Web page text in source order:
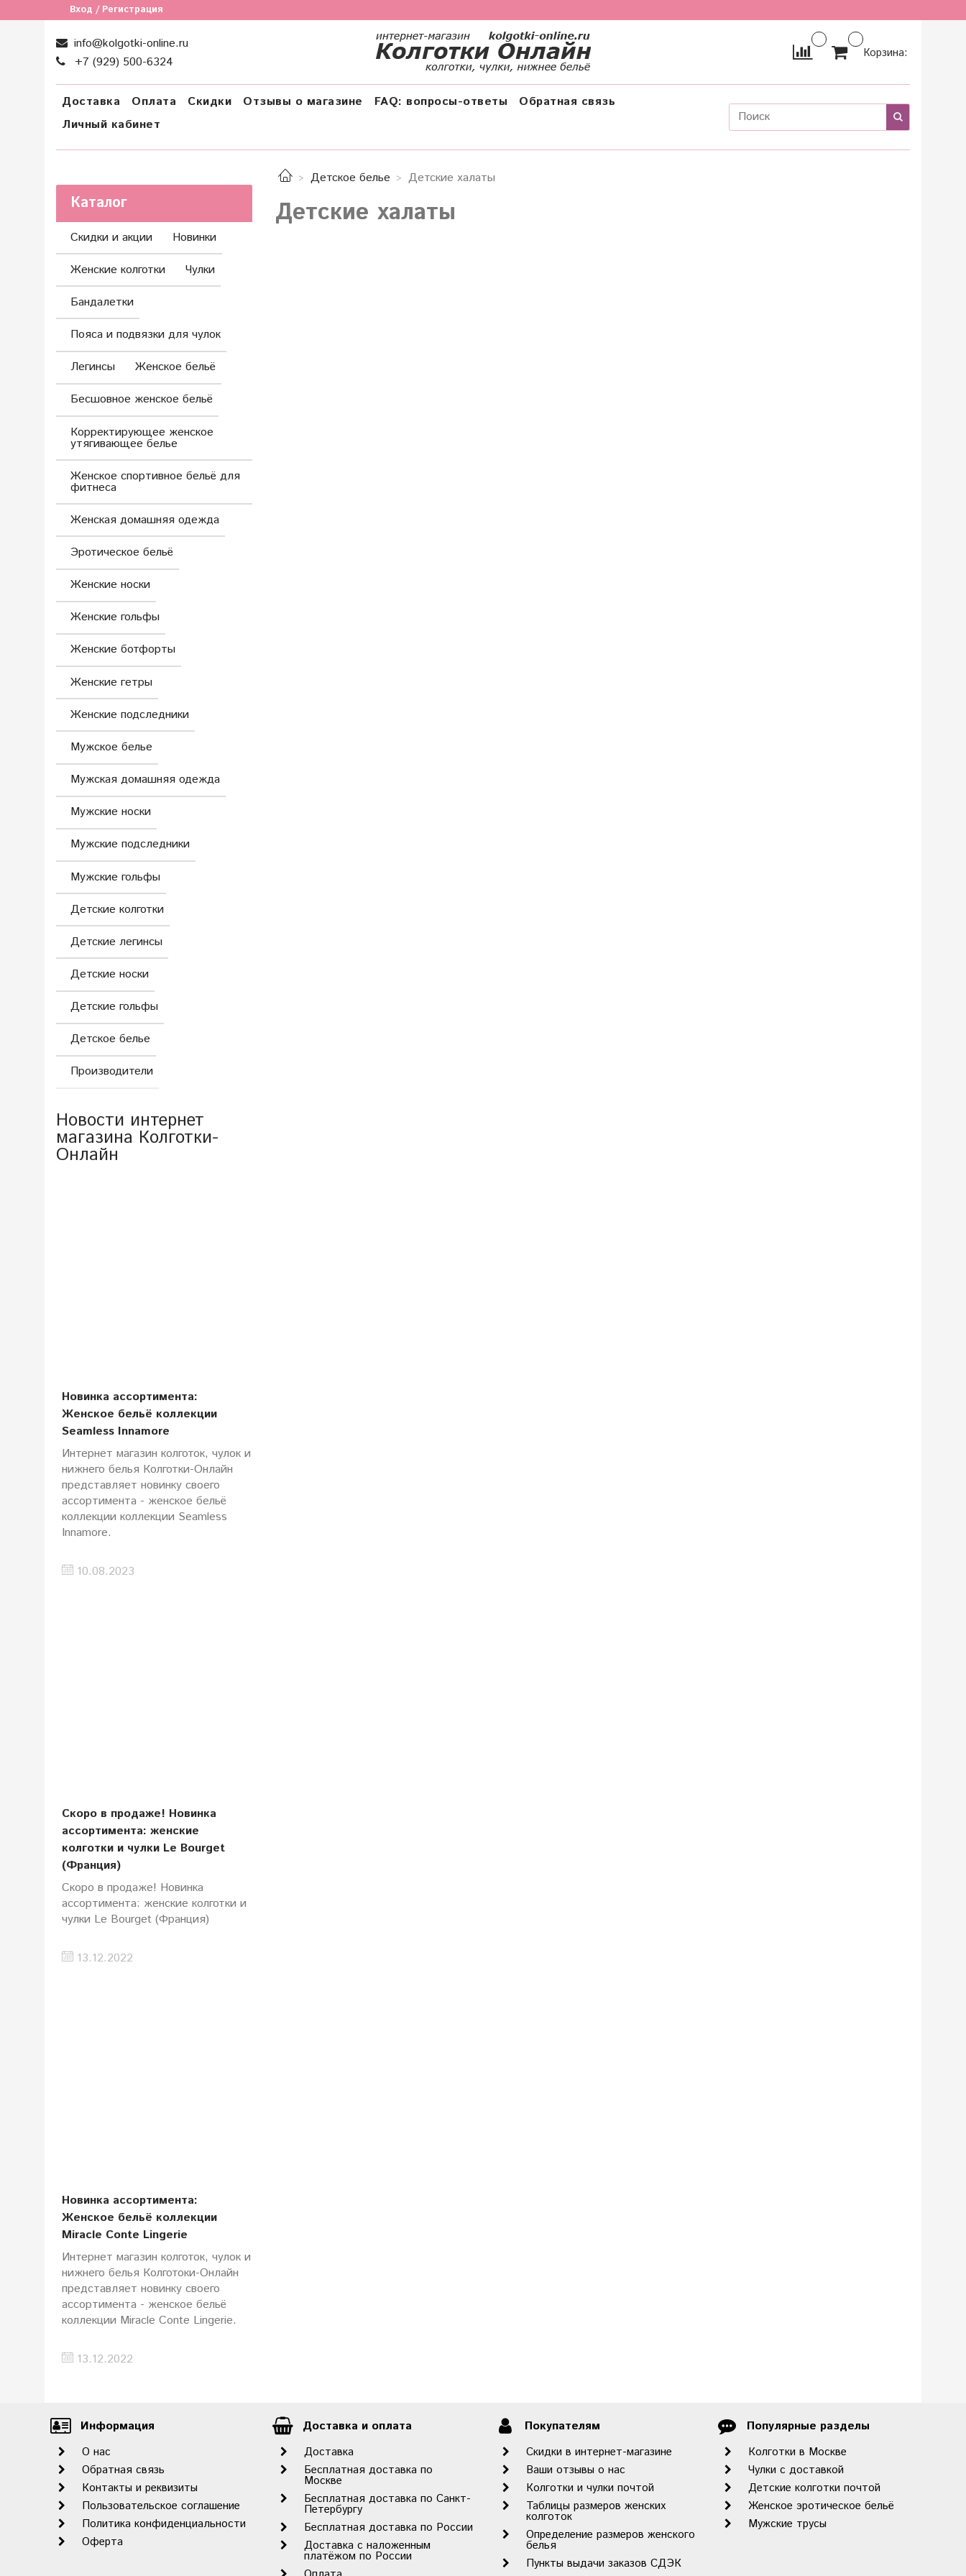
Вход / Регистрация
info@kolgotki-online.ru
+7 (929) 500-6324
Корзина:
Доставка Оплата Скидки Отзывы о магазине FAQ: вопросы-ответы
Обратная связь
Личный кабинет
Детское белье Детские халаты
Детские халаты
Каталог
Скидки и акции
Новинки
Женские колготки
Чулки
Бандалетки
Пояса и подвязки для чулок
Легинсы
Женское бельё
Бесшовное женское бельё
Корректирующее женское
утягивающее белье
Женское спортивное бельё для
фитнеса
Женская домашняя одежда
Эротическое бельё
Женские носки
Женские гольфы
Женские ботфорты
Женские гетры
Женские подследники
Мужское белье
Мужская домашняя одежда
Мужские носки
Мужские подследники
Мужские гольфы
Детские колготки
Детские легинсы
Детские носки
Детские гольфы
Детское белье
Производители
Новости интернет
магазина Колготки-
Онлайн
Новинка ассортимента:
Женское бельё коллекции
Seamless Innamore
Интернет магазин колготок, чулок и
нижнего белья Колготки-Онлайн
представляет новинку своего
ассортимента - женское бельё
коллекции коллекции Seamless
Innamore.
10.08.2023
Скоро в продаже! Новинка
ассортимента: женские
колготки и чулки Le Bourget
(Франция)
Скоро в продаже! Новинка
ассортимента: женские колготки и
чулки Le Bourget (Франция)
13.12.2022
Новинка ассортимента:
Женское бельё коллекции
Miracle Conte Lingerie
Интернет магазин колготок, чулок и
нижнего белья Колготоки-Онлайн
представляет новинку своего
ассортимента - женское бельё
коллекции Miracle Conte Lingerie.
13.12.2022
Информация
О нас
Обратная связь
Контакты и реквизиты
Пользовательское соглашение
Политика конфиденциальности
Оферта
Доставка и оплата
Доставка
Бесплатная доставка по
Москве
Бесплатная доставка по Санкт-
Петербургу
Бесплатная доставка по России
Доставка с наложенным
платёжом по России
Покупателям
Скидки в интернет-магазине
Ваши отзывы о нас
Колготки и чулки почтой
Таблицы размеров женских
колготок
Определение размеров женского
белья
Пункты выдачи заказов СДЭК
Популярные разделы
Колготки в Москве
Чулки с доставкой
Детские колготки почтой
Женское эротическое бельё
Мужские трусы